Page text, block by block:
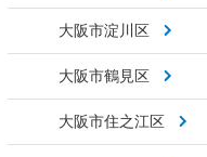
大阪市淀川区
大阪市鶴見区
大阪市住之江区